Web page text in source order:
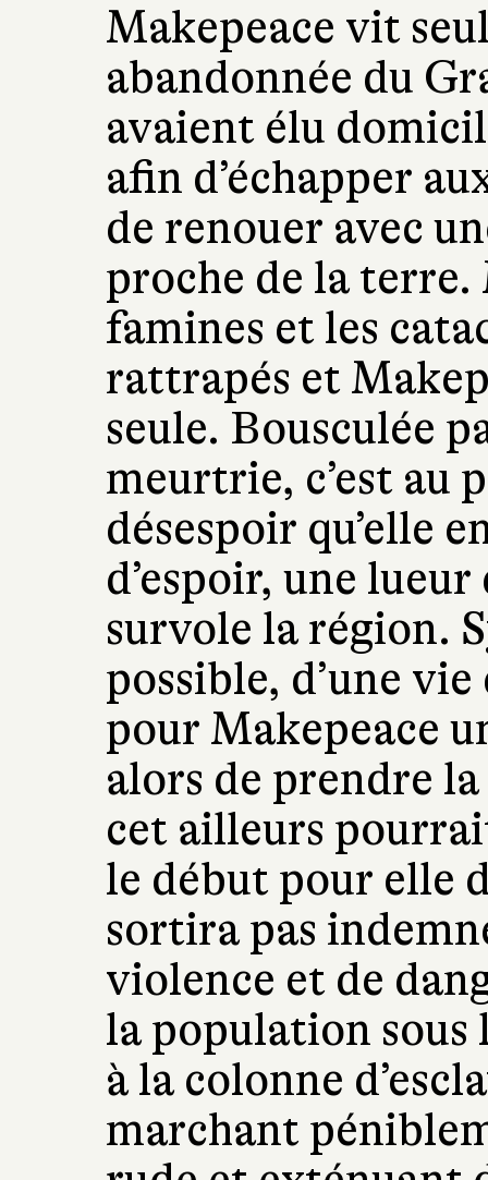
Makepeace vit
abandonnée du
avaient élu
afin d’échapper
de renouer avec
proche de la terre.
famines et les
rattrapés et
seule. Bousculée
meurtrie, c’est au
désespoir qu’elle
d’espoir, une
survole la région.
possible, d’une
pour Makepeace
alors de prendre
cet ailleurs
le début pour elle
sortira pas
violence et de
la population sous
à la colonne
marchant